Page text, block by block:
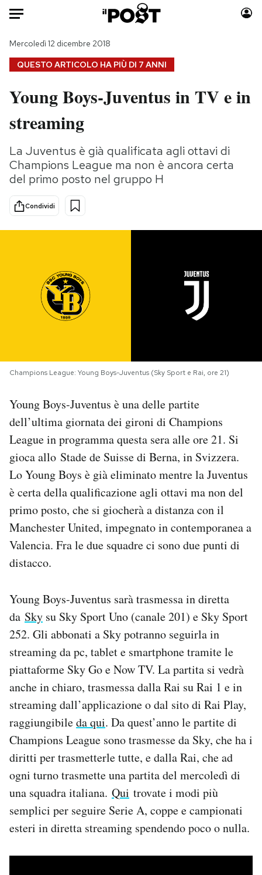
HOME
Italia
Politica
Tecnologia
Internet
Scienza
Cultura
Economia
Moda
Storie/Idee
Ok Boomer!
Media
PODCAST
I MIEI PREFERITI
SHOP
CALENDARIO
AREA PERSONALE
Area Personale
Newsletter
Notifiche mobile
Regala il Post
Hai bisogno di aiuto?
QUESTO ARTICOLO HA PIÙ DI 7 ANNI
Mercoledì 12 dicembre 2018
Young Boys-Juventus in TV e in
streaming
La Juventus è già qualificata agli ottavi di
Champions League ma non è ancora certa
del primo posto nel gruppo H
Condividi
Champions League: Young Boys-Juventus (Sky Sport e Rai, ore 21)
Young Boys-Juventus è una delle partite
dell’ultima giornata dei gironi di Champions
League in programma questa sera alle ore 21. Si
gioca allo Stade de Suisse di Berna, in Svizzera.
Lo Young Boys è già eliminato mentre la Juventus
è certa della qualificazione agli ottavi ma non del
primo posto, che si giocherà a distanza con il
Manchester United, impegnato in contemporanea a
Valencia. Fra le due squadre ci sono due punti di
distacco.
Young Boys-Juventus sarà trasmessa in diretta
da Sky su Sky Sport Uno (canale 201) e Sky Sport
252. Gli abbonati a Sky potranno seguirla in
streaming da pc, tablet e smartphone tramite le
piattaforme Sky Go e Now TV. La partita si vedrà
anche in chiaro, trasmessa dalla Rai su Rai 1 e in
streaming dall’applicazione o dal sito di Rai Play,
raggiungibileda qui. Da quest’anno le partite di
Champions League sono trasmesse da Sky, che ha i
diritti per trasmetterle tutte, e dalla Rai, che ad
ogni turno trasmette una partita del mercoledì di
una squadra italiana. Qui trovate i modi più
semplici per seguire Serie A, coppe e campionati
esteri in diretta streaming spendendo poco o nulla.